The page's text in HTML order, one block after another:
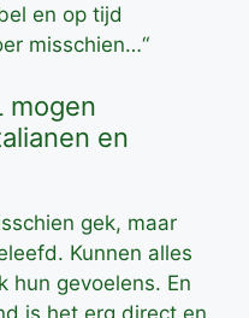
en op tijd
misschien…“
mogen
en
gek, maar
Kunnen alles
hun gevoelens. En